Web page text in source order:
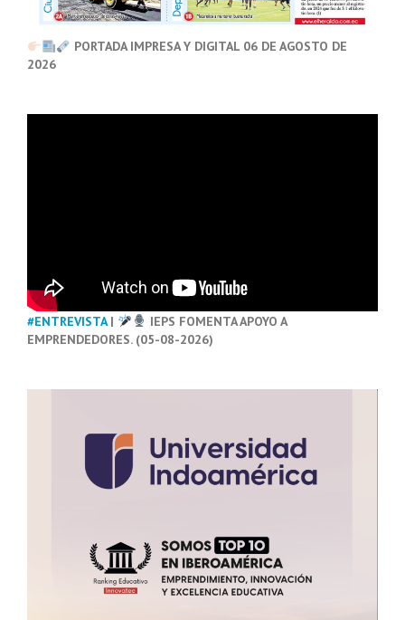
PORTADA IMPRESA Y DIGITAL 06 DE AGOSTO DE
2026
#ENTREVISTA|
IEPS FOMENTA APOYO A
EMPRENDEDORES. (05-08-2026)